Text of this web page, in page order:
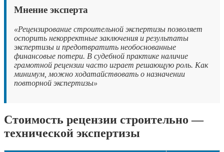
Мнение эксперта
«Рецензирование строительной экспертизы позволяет
оспорить некорректные заключения и результаты
экспертизы и предотвратить необоснованные
финансовые потери. В судебной практике наличие
грамотной рецензии часто играет решающую роль. Как
минимум, можно ходатайствовать о назначении
повторной экспертизы»
Стоимость рецензии строительно —
технической экспертизы